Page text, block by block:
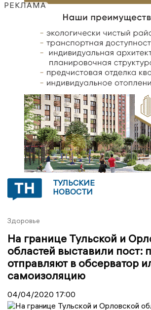
РЕКЛАМА
ТУЛЬСКИЕ
НОВОСТИ
Здоровье
На границе Тульской и
областей выставили пост:
отправляют в обсерватор
самоизоляцию
04/04/2020 17:00